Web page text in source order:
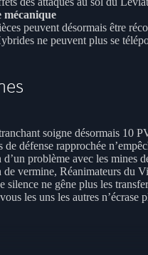
mécanique
peuvent désormais être
ne peuvent plus se
soigne désormais 10
de défense rapprochée
problème avec les mines
de vermine, Réanimateurs du
silence ne gêne plus les
les uns les autres